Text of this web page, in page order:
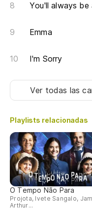
You'll always be
Emma
I'm Sorry
Ver todas las
Playlists relacionadas
O Tempo Não Para
Projota, Ivete Sangalo,
Arthur...